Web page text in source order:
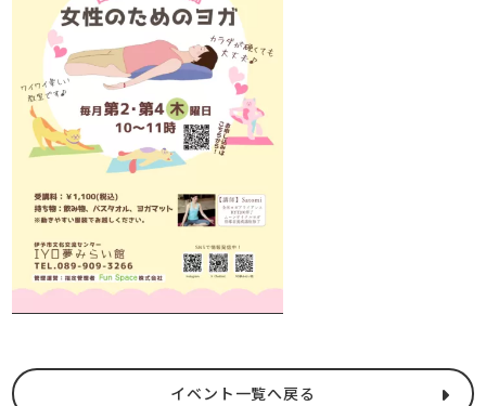
イベント一覧へ戻る